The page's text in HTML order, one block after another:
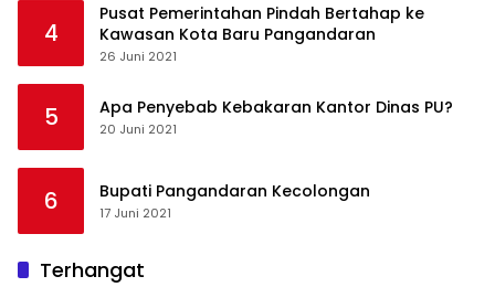
4
Pusat Pemerintahan Pindah Bertahap ke
Kawasan Kota Baru Pangandaran
26 Juni 2021
5 Apa Penyebab Kebakaran Kantor Dinas PU?
20 Juni 2021
6 Bupati Pangandaran Kecolongan
17 Juni 2021
Terhangat